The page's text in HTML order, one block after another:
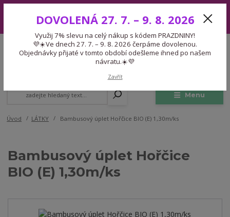
7. – 9. 8. 2026 čerpáme dovolenou. Objednávky přijaté v tomto období
odešleme ihned po našem návratu.☀️💜
Menu
CZK
Expedice 775 866 913
Po-Čt 9-15:30 Pá 9-14:30 Pauza 13-13:45
Úvod LÁTKY Bambusový úplet Hořčice BIO (E) 1,30m/ks
Bambusový úplet Hořčice
BIO (E) 1,30m/ks
DOVOLENÁ 27. 7. – 9. 8. 2026
Využij 7% slevu na celý nákup s kódem PRAZDNINY!
💜☀️Ve dnech 27. 7. – 9. 8. 2026 čerpáme dovolenou.
Objednávky přijaté v tomto období odešleme ihned po našem
návratu.☀️💜
Zavřít